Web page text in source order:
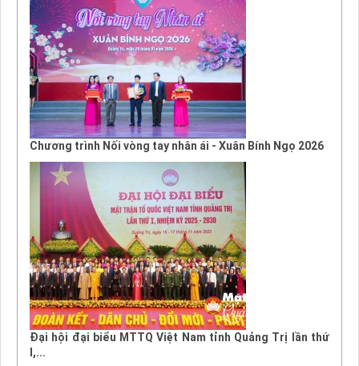
Chương trình Nối vòng tay nhân ái - Xuân Bính Ngọ 2026
Đại hội đại biểu MTTQ Việt Nam tỉnh Quảng Trị lần thứ
I,...